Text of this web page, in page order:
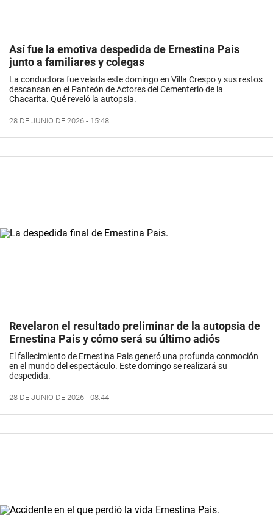
Así fue la emotiva despedida de Ernestina Pais
junto a familiares y colegas
La conductora fue velada este domingo en Villa Crespo y sus restos
descansan en el Panteón de Actores del Cementerio de la
Chacarita. Qué reveló la autopsia.
28 DE JUNIO DE 2026 - 15:48
Revelaron el resultado preliminar de la autopsia de
Ernestina Pais y cómo será su último adiós
El fallecimiento de Ernestina Pais generó una profunda conmoción
en el mundo del espectáculo. Este domingo se realizará su
despedida.
28 DE JUNIO DE 2026 - 08:44